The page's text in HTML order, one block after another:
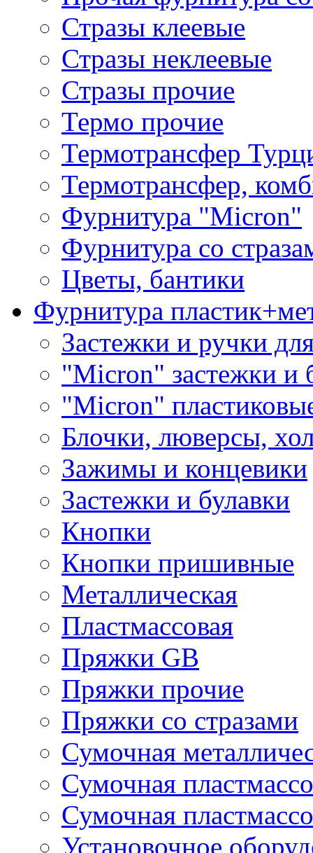
Стразы клеевые
Стразы неклеевые
Стразы прочие
Термо прочие
Термотрансфер
Термотрансфер,
Фурнитура "Micron"
Фурнитура со
Цветы, бантики
Фурнитура
Застежки и ручки
"Micron" застежки и
"Micron"
Блочки, люверсы,
Зажимы и концевики
Застежки и булавки
Кнопки
Кнопки пришивные
Металлическая
Пластмассовая
Пряжки GB
Пряжки прочие
Пряжки со стразами
Сумочная
Сумочная
Сумочная
Установочное